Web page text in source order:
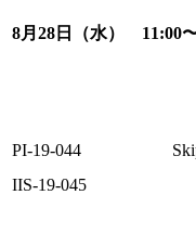
8月28日（水） 11:00
PI-19-044
IIS-19-045